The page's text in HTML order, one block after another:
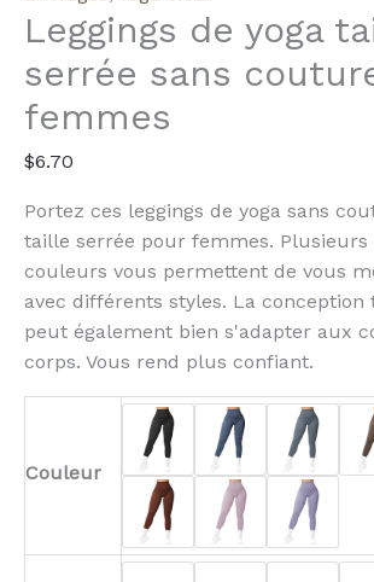
Leggings de yoga
serrée sans
femmes
$6.70
Portez ces leggings de yoga sans
taille serrée pour femmes. Plusieurs
couleurs vous permettent de vous
avec différents styles. La conception
peut également bien s'adapter aux
corps. Vous rend plus confiant.
Couleur
Tight
Waist
Yoga
Leggings